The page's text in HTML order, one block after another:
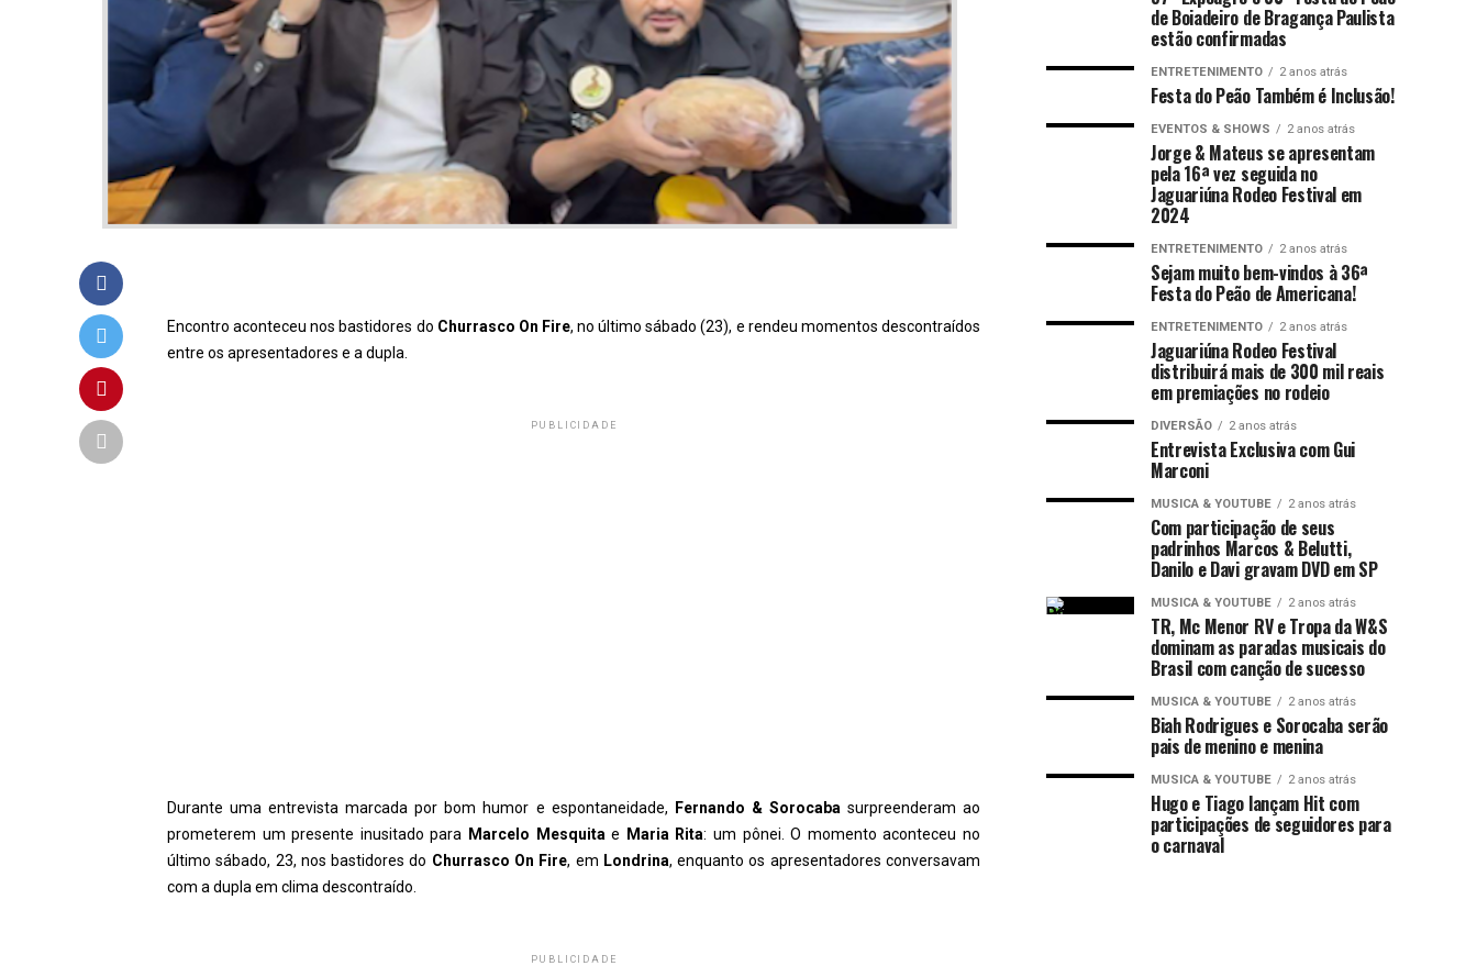
Encontro aconteceu nos bastidores do Churrasco On Fire, no último sábado (23), e rendeu momentos descontraídos
entre os apresentadores e a dupla.
PUBLICIDADE
Durante uma entrevista marcada por bom humor e espontaneidade, Fernando & Sorocaba surpreenderam ao
prometerem um presente inusitado para
Marcelo Mesquita e Maria Rita: um pônei. O momento aconteceu no
último sábado, 23, nos bastidores do Churrasco On Fire, em Londrina, enquanto os apresentadores conversavam
com a dupla em clima descontraído.
PUBLICIDADE
de Boiadeiro de Bragança Paulista
estão confirmadas
ENTRETENIMENTO 2 anos atrás
Festa do Peão Também é Inclusão!
EVENTOS & SHOWS 2 anos atrás
Jorge & Mateus se apresentam
pela 16ª vez seguida no
Jaguariúna Rodeo Festival em
2024
ENTRETENIMENTO 2 anos atrás
Sejam muito bem-vindos à 36ª
Festa do Peão de Americana!
ENTRETENIMENTO 2 anos atrás
Jaguariúna Rodeo Festival
distribuirá mais de 300 mil reais
em premiações no rodeio
DIVERSÃO 2 anos atrás
Entrevista Exclusiva com Gui
Marconi
MUSICA & YOUTUBE 2 anos atrás
Com participação de seus
padrinhos Marcos & Belutti,
Danilo e Davi gravam DVD em SP
MUSICA & YOUTUBE 2 anos atrás
TR, Mc Menor RV e Tropa da W&S
dominam as paradas musicais do
Brasil com canção de sucesso
MUSICA & YOUTUBE 2 anos atrás
Biah Rodrigues e Sorocaba serão
pais de menino e menina
MUSICA & YOUTUBE 2 anos atrás
Hugo e Tiago lançam Hit com
participações de seguidores para
o carnaval